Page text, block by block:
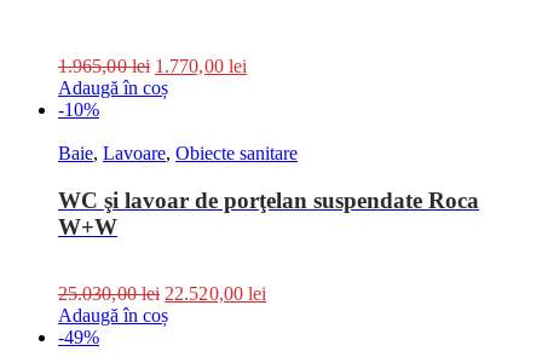
1.965,00lei 1.770,00 lei
Adaugă în coș
-10%
Baie, Lavoare, Obiecte sanitare
WC şi lavoar de porţelan suspendate Roca
W+W
25.030,00lei 22.520,00 lei
Adaugă în coș
-49%